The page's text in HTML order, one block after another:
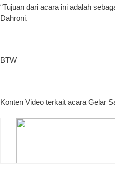
“Tujuan dari acara ini adalah
Dahroni.
BTW
Konten Video terkait acara Gelar